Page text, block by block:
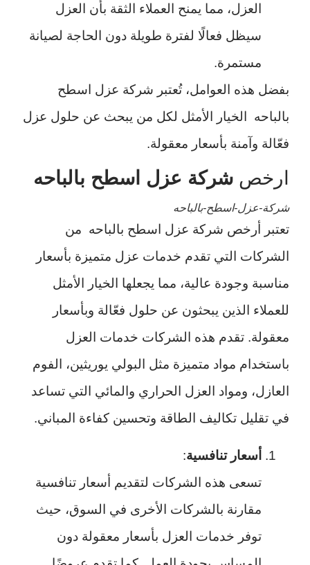
العزل، مما يمنح العملاء الثقة بأن العزل
سيظل فعالًا لفترة طويلة دون الحاجة لصيانة
مستمرة.
بفضل هذه العوامل، تُعتبر شركة عزل اسطح
بالباحه الخيار الأمثل لكل من يبحث عن حلول عزل
فعّالة وآمنة بأسعار معقولة.
ارخص شركة عزل اسطح بالباحه
شركة-عزل-اسطح-بالباحه
تعتبر أرخص شركة عزل اسطح بالباحه من
الشركات التي تقدم خدمات عزل متميزة بأسعار
مناسبة وجودة عالية، مما يجعلها الخيار الأمثل
للعملاء الذين يبحثون عن حلول فعّالة وبأسعار
معقولة. تقدم هذه الشركات خدمات العزل
باستخدام مواد متميزة مثل البولي يوريثين، الفوم
العازل، ومواد العزل الحراري والمائي التي تساعد
في تقليل تكاليف الطاقة وتحسين كفاءة المباني.
أسعار تنافسية:
تسعى هذه الشركات لتقديم أسعار تنافسية
مقارنة بالشركات الأخرى في السوق، حيث
توفر خدمات العزل بأسعار معقولة دون